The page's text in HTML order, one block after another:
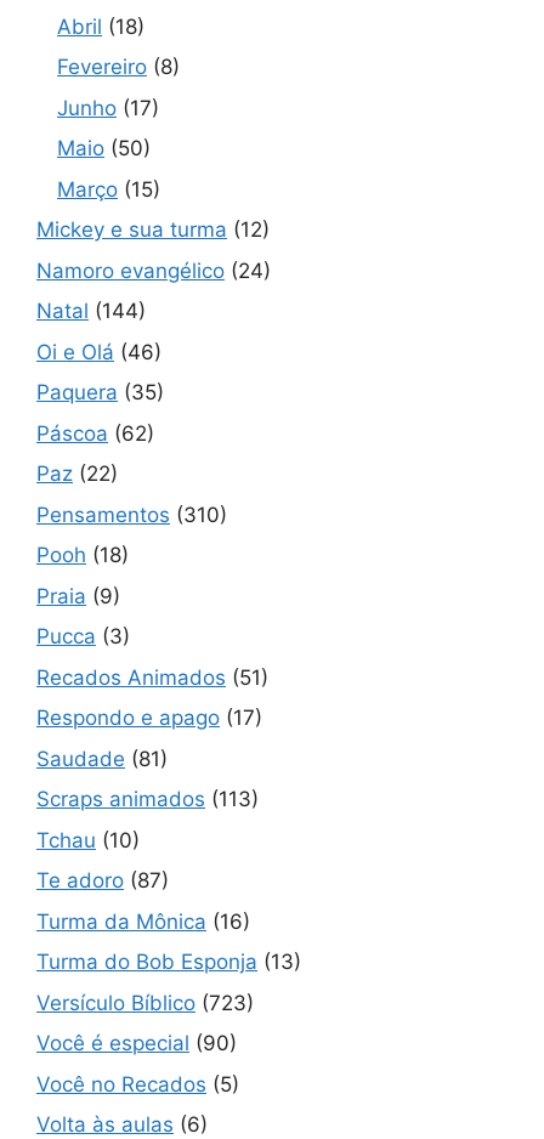
Abril (18)
Fevereiro (8)
Junho (17)
Maio (50)
Março (15)
Mickey e sua turma (12)
Namoro evangélico (24)
Natal (144)
Oi e Olá (46)
Paquera (35)
Páscoa (62)
Paz (22)
Pensamentos (310)
Pooh (18)
Praia (9)
Pucca (3)
Recados Animados (51)
Respondo e apago (17)
Saudade (81)
Scraps animados (113)
Tchau (10)
Te adoro (87)
Turma da Mônica (16)
Turma do Bob Esponja (13)
Versículo Bíblico (723)
Você é especial (90)
Você no Recados (5)
Volta às aulas (6)